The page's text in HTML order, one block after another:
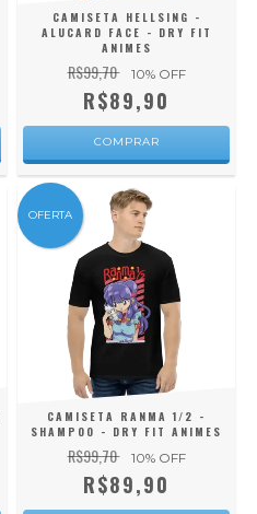
CAMISETA HELLSING -
ALUCARD FACE - DRY FIT
ANIMES
R$99,70 10% OFF
R$89,90
COMPRAR
OFERTA
CAMISETA RANMA 1/2 -
SHAMPOO - DRY FIT ANIMES
R$99,70 10% OFF
R$89,90